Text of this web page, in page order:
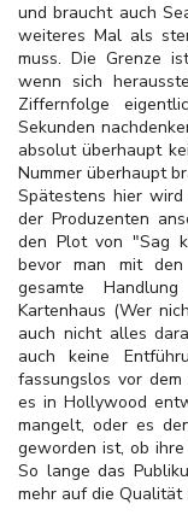
und braucht auch
weiteres Mal als
muss. Die Grenze
wenn sich
Ziffernfolge
Sekunden
absolut überhaupt
Nummer überhaupt
Spätestens hier
der Produzenten
den Plot von "Sag
bevor man mit
gesamte
Kartenhaus (Wer
auch nicht alles
auch keine
fassungslos vor
es in Hollywood
mangelt, oder es
geworden ist, ob
So lange das
mehr auf die Qualität